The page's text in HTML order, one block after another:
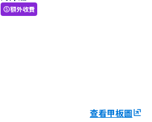
paid額外收費
查看甲板圖ungroup